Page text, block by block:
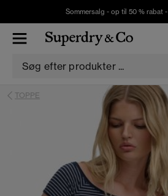
Sommersalg - op til 50 % rabat -
TOPPE